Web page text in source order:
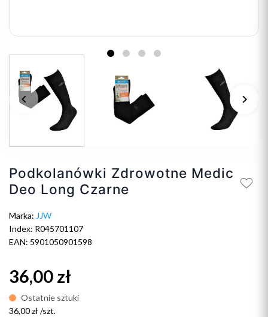
Poprzedni
keyboard_arrow_left keyboard_arrow_right
Podkolanówki Zdrowotne Medic
Deo Long Czarne
Marka: JJW
Index: R045701107
EAN: 5901050901598
36,00 zł
Ostatnie sztuki
36,00 zł /szt.